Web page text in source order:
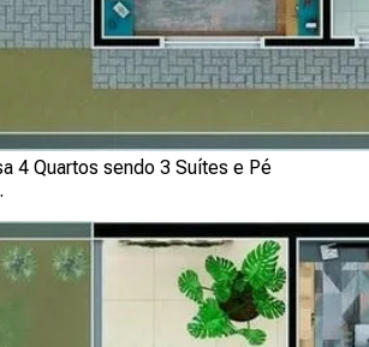
4 Quartos sendo 3 Suítes e Pé